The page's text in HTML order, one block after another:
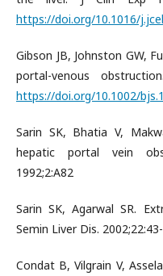
https://doi.org/10.1016/
Gibson JB, Johnston GW,
portal-venous
https://doi.org/10.1002/
Sarin SK, Bhatia V,
hepatic portal vein
1992;2:A82
Sarin SK, Agarwal SR.
Semin Liver Dis.
Condat B, Vilgrain V,